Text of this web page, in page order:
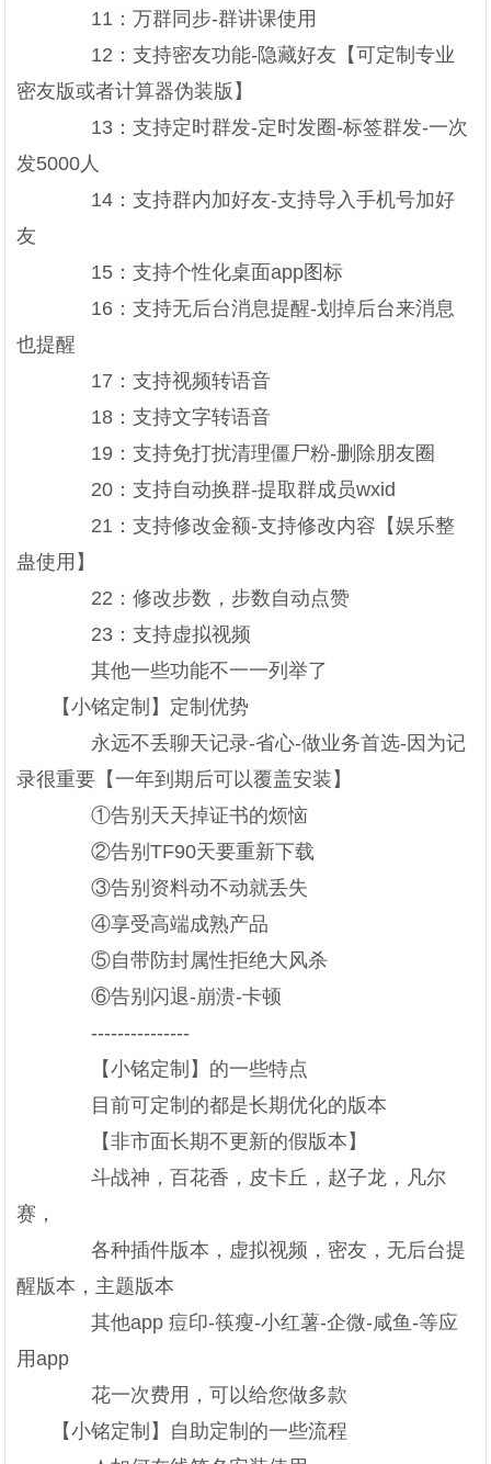
11：万群同步-群讲课使用
12：支持密友功能-隐藏好友【可定制专业
密友版或者计算器伪装版】
13：支持定时群发-定时发圈-标签群发-一次
发5000人
14：支持群内加好友-支持导入手机号加好
友
15：支持个性化桌面app图标
16：支持无后台消息提醒-划掉后台来消息
也提醒
17：支持视频转语音
18：支持文字转语音
19：支持免打扰清理僵尸粉-删除朋友圈
20：支持自动换群-提取群成员wxid
21：支持修改金额-支持修改内容【娱乐整
蛊使用】
22：修改步数，步数自动点赞
23：支持虚拟视频
其他一些功能不一一列举了
【小铭定制】定制优势
永远不丢聊天记录-省心-做业务首选-因为记
录很重要【一年到期后可以覆盖安装】
①告别天天掉证书的烦恼
②告别TF90天要重新下载
③告别资料动不动就丢失
④享受高端成熟产品
⑤自带防封属性拒绝大风杀
⑥告别闪退-崩溃-卡顿
---------------
【小铭定制】的一些特点
目前可定制的都是长期优化的版本
【非市面长期不更新的假版本】
斗战神，百花香，皮卡丘，赵子龙，凡尔
赛，
各种插件版本，虚拟视频，密友，无后台提
醒版本，主题版本
其他app 痘印-筷瘦-小红薯-企微-咸鱼-等应
用app
花一次费用，可以给您做多款
【小铭定制】自助定制的一些流程